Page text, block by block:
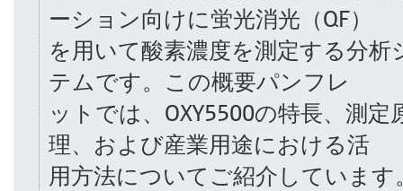
ーション向けに蛍光消光（QF）
を用いて酸素濃度を測定する分析
テムです。この概要パンフレ
ットでは、OXY5500の特長、測定
理、および産業用途における活
用方法についてご紹介しています